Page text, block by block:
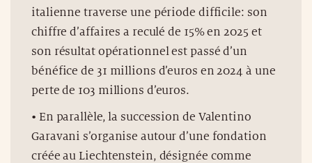
italienne traverse une période difficile: son
chiffre d’affaires a reculé de 15% en 2025 et
son résultat opérationnel est passé d’un
bénéfice de 31 millions d’euros en 2024 à une
perte de 103 millions d’euros.
• En parallèle, la succession de Valentino
Garavani s’organise autour d’une fondation
créée au Liechtenstein, désignée comme